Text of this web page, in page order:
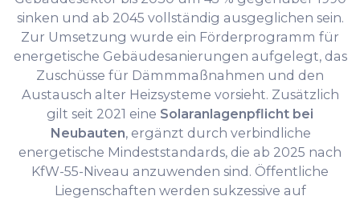
sinken und ab 2045 vollständig ausgeglichen sein.
Zur Umsetzung wurde ein Förderprogramm für
energetische Gebäudesanierungen aufgelegt, das
Zuschüsse für Dämmmaßnahmen und den
Austausch alter Heizsysteme vorsieht. Zusätzlich
gilt seit 2021 eine Solaranlagenpflicht bei
Neubauten, ergänzt durch verbindliche
energetische Mindeststandards, die ab 2025 nach
KfW-55-Niveau anzuwenden sind. Öffentliche
Liegenschaften werden sukzessive auf